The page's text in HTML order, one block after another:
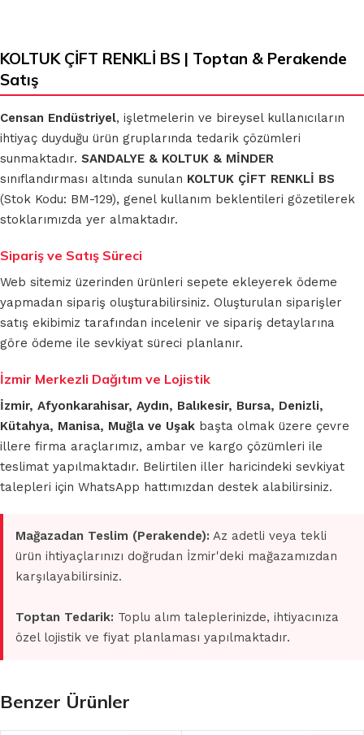
KOLTUK ÇİFT RENKLİ BS | Toptan & Perakende
Satış
Censan Endüstriyel, işletmelerin ve bireysel kullanıcıların
ihtiyaç duyduğu ürün gruplarında tedarik çözümleri
sunmaktadır. SANDALYE & KOLTUK & MİNDER
sınıflandırması altında sunulan KOLTUK ÇİFT RENKLİ BS
(Stok Kodu: BM-129), genel kullanım beklentileri gözetilerek
stoklarımızda yer almaktadır.
Sipariş ve Satış Süreci
Web sitemiz üzerinden ürünleri sepete ekleyerek ödeme
yapmadan sipariş oluşturabilirsiniz. Oluşturulan siparişler
satış ekibimiz tarafından incelenir ve sipariş detaylarına
göre ödeme ile sevkiyat süreci planlanır.
İzmir Merkezli Dağıtım ve Lojistik
İzmir, Afyonkarahisar, Aydın, Balıkesir, Bursa, Denizli,
Kütahya, Manisa, Muğla ve Uşak başta olmak üzere çevre
illere firma araçlarımız, ambar ve kargo çözümleri ile
teslimat yapılmaktadır. Belirtilen iller haricindeki sevkiyat
talepleri için WhatsApp hattımızdan destek alabilirsiniz.
Mağazadan Teslim (Perakende): Az adetli veya tekli
ürün ihtiyaçlarınızı doğrudan İzmir'deki mağazamızdan
karşılayabilirsiniz.
Toptan Tedarik: Toplu alım taleplerinizde, ihtiyacınıza
özel lojistik ve fiyat planlaması yapılmaktadır.
Benzer Ürünler